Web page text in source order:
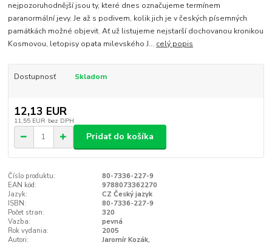
nejpozoruhodnější jsou ty, které dnes označujeme termínem
paranormální jevy. Je až s podivem, kolik jich je v českých písemných
památkách možné objevit. Ať už listujeme nejstarší dochovanou kronikou
Kosmovou, letopisy opata milevského J... celý popis
Dostupnosť Skladom
12,13 EUR
11,55 EUR bez DPH
Pridať do košíka
Číslo produktu:
80-7336-227-9
EAN kód:
9788073362270
Jazyk:
CZ Český jazyk
ISBN:
80-7336-227-9
Počet stran:
320
Vazba:
pevná
Rok vydania:
2005
Autori:
Jaromír Kozák,